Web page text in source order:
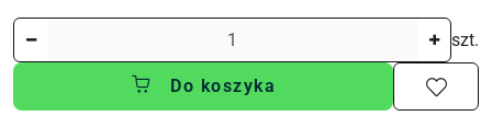
szt.
Do koszyka